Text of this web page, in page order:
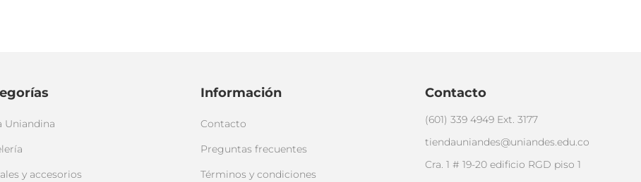
Uniandina
y accesorios
Información
Contacto
Preguntas frecuentes
Términos y condiciones
Contacto
(601) 339 4949 Ext. 3177
tiendauniandes@uniandes.edu.co
Cra. 1 # 19-20 edificio RGD piso 1